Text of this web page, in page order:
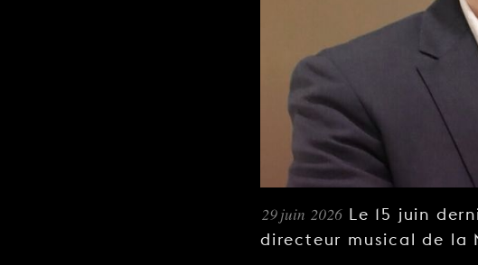
29 juin 2026 Le 15 juin
directeur musical de la